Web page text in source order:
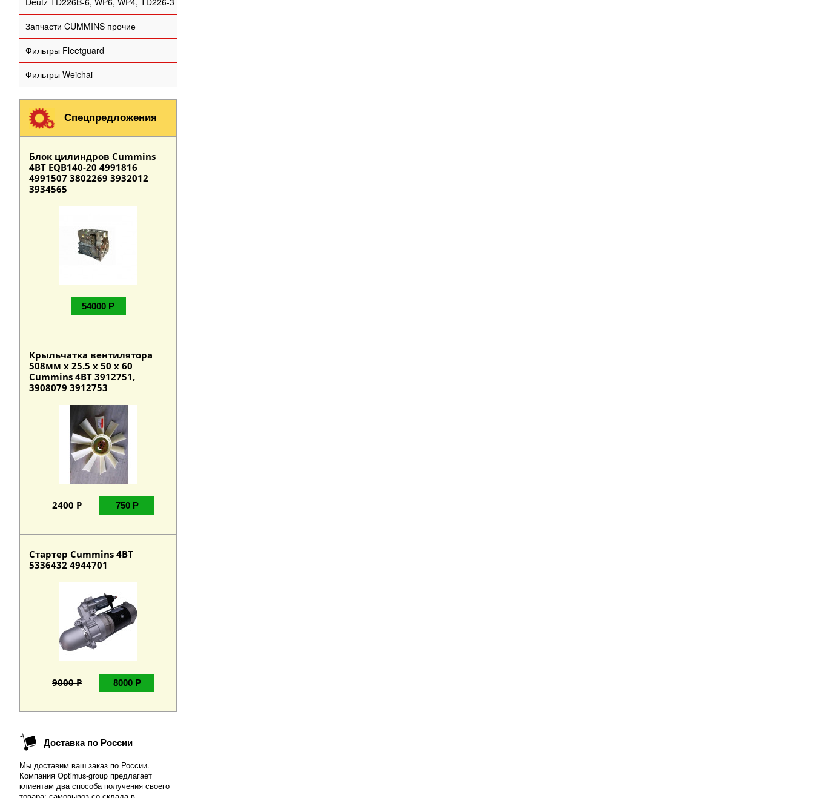
Запчасти CUMMINS прочие
Фильтры Fleetguard
Фильтры Weichai
Спецпредложения
Блок цилиндров Cummins
4BT EQB140-20 4991816
4991507 3802269 3932012
3934565
54000 Р
Крыльчатка вентилятора
508мм х 25.5 х 50 х 60
Cummins 4BT 3912751,
3908079 3912753
2400 Р 750 Р
Стартер Cummins 4BT
5336432 4944701
9000 Р 8000 Р
Доставка по России
Мы доставим ваш заказ по России.
Компания Optimus-group предлагает
клиентам два способа получения своего